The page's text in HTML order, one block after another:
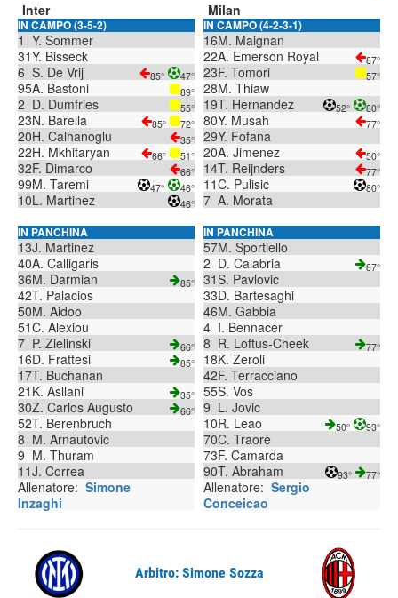
Inter
IN CAMPO (3-5-2)
1 Y. Sommer
31Y. Bisseck
6 S. De Vrij 85° 47°
95A. Bastoni 89°
2 D. Dumfries 55°
23N. Barella 85° 72°
20H. Calhanoglu 35°
22H. Mkhitaryan 66° 51°
32F. Dimarco 66°
99M. Taremi 47° 46°
10L. Martinez 46°
IN PANCHINA
13J. Martinez
40A. Calligaris
36M. Darmian 85°
42T. Palacios
50M. Aidoo
51C. Alexiou
7 P. Zielinski 66°
16D. Frattesi 85°
17T. Buchanan
21 K. Asllani 35°
30Z. Carlos Augusto 66°
52T. Berenbruch
8 M. Arnautovic
9 M. Thuram
11J. Correa
Allenatore: Simone
Inzaghi
Milan
IN CAMPO (4-2-3-1)
16M. Maignan
22A. Emerson Royal 87°
23F. Tomori 57°
28M. Thiaw
19T. Hernandez 52° 80°
80Y. Musah 77°
29Y. Fofana
20A. Jimenez 50°
14T. Reijnders 77°
11C. Pulisic 80°
7 A. Morata
IN PANCHINA
57M. Sportiello
2 D. Calabria 87°
31S. Pavlovic
33D. Bartesaghi
46M. Gabbia
4 I. Bennacer
8 R. Loftus-Cheek 77°
18K. Zeroli
42F. Terracciano
55S. Vos
9 L. Jovic
10R. Leao 50° 93°
70C. Traorè
73F. Camarda
90T. Abraham 93° 77°
Allenatore: Sergio
Conceicao
Arbitro: Simone Sozza